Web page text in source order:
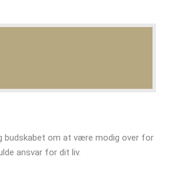
budskabet om at være modig over for
ansvar for dit liv.